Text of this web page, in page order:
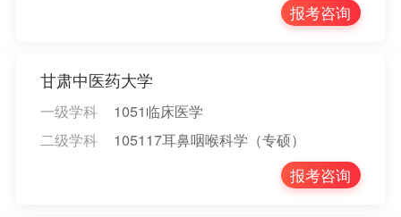
报考咨询
甘肃中医药大学
一级学科
1051临床医学
二级学科
105117耳鼻咽喉科学（专硕）
报考咨询